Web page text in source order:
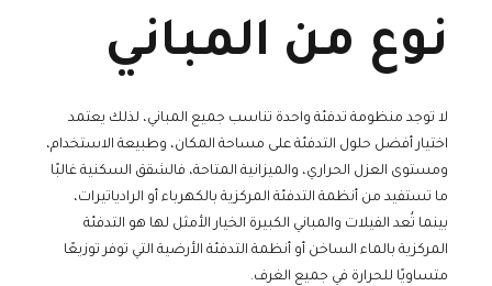
نوع من المباني
لا توجد منظومة تدفئة واحدة تناسب جميع المباني، لذلك يعتمد
اختيار أفضل حلول التدفئة على مساحة المكان، وطبيعة الاستخدام،
ومستوى العزل الحراري، والميزانية المتاحة، فالشقق السكنية غالبًا
ما تستفيد من أنظمة التدفئة المركزية بالكهرباء أو الرادياتيرات،
بينما تُعد الفيلات والمباني الكبيرة الخيار الأمثل لها هو التدفئة
المركزية بالماء الساخن أو أنظمة التدفئة الأرضية التي توفر توزيعًا
متساويًا للحرارة في جميع الغرف.